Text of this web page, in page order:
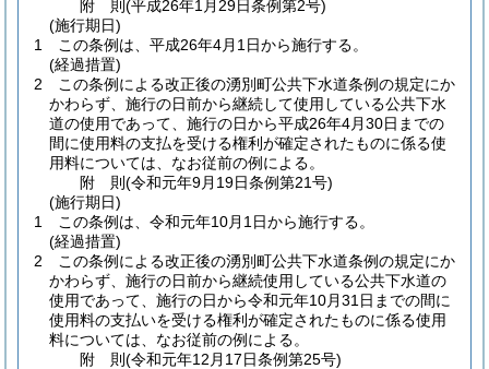
附 則(平成26年1月29日条例第2号)
(施行期日)
1
この条例は、平成26年4月1日から施行する。
(経過措置)
2
この条例による改正後の湧別町公共下水道条例の規定にか
かわらず、施行の日前から継続して使用している公共下水
道の使用であって、施行の日から平成26年4月30日までの
間に使用料の支払を受ける権利が確定されたものに係る使
用料については、なお従前の例による。
附 則(令和元年9月19日条例第21号)
(施行期日)
1
この条例は、令和元年10月1日から施行する。
(経過措置)
2
この条例による改正後の湧別町公共下水道条例の規定にか
かわらず、施行の日前から継続使用している公共下水道の
使用であって、施行の日から令和元年10月31日までの間に
使用料の支払いを受ける権利が確定されたものに係る使用
料については、なお従前の例による。
附 則(令和元年12月17日条例第25号)